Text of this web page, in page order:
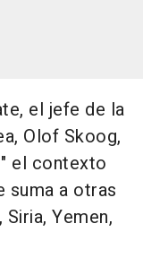
el jefe de la
Olof Skoog,
el contexto
suma a otras
Yemen,